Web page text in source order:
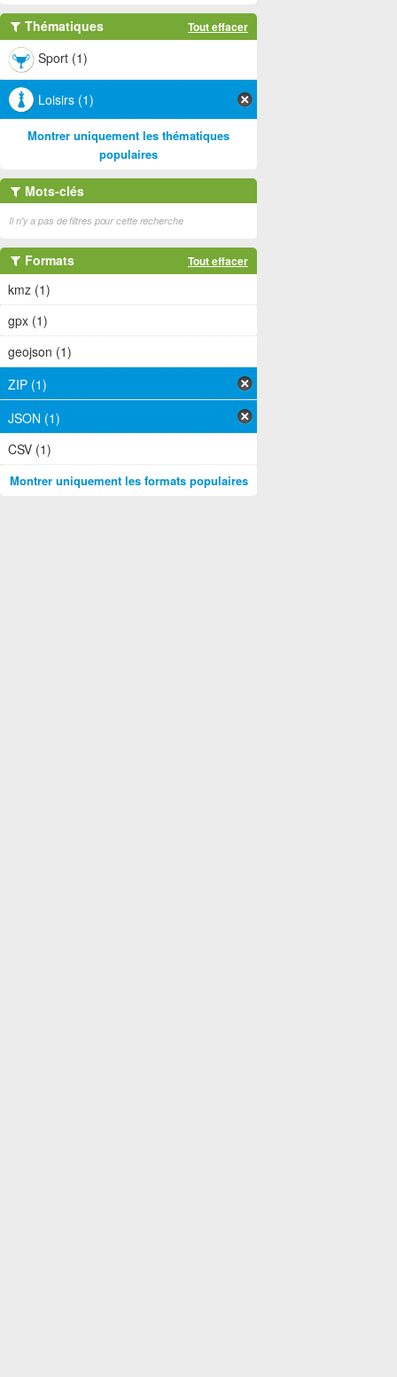
Thématiques Tout effacer
Sport (1)
Loisirs (1)
Montrer uniquement les thématiques
populaires
Mots-clés
Il n'y a pas de filtres pour cette recherche
Formats Tout effacer
kmz (1)
gpx (1)
geojson (1)
ZIP (1)
JSON (1)
CSV (1)
Montrer uniquement les formats populaires